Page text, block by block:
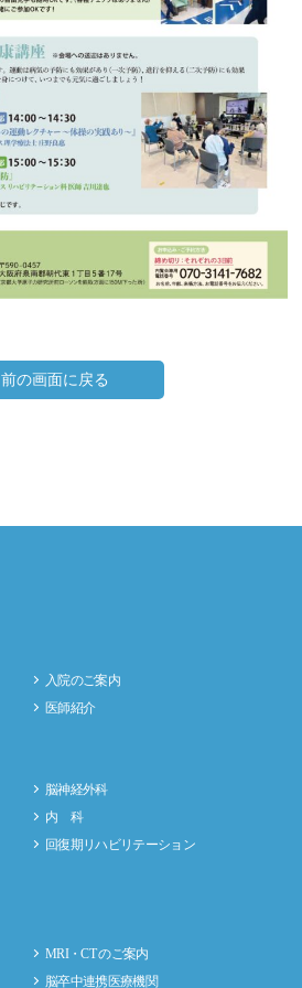
前の画面に戻る
入院のご案内
医師紹介
脳神経外科
内 科
回復期リハビリテーション
MRI・CT のご案内
脳卒中連携医療機関